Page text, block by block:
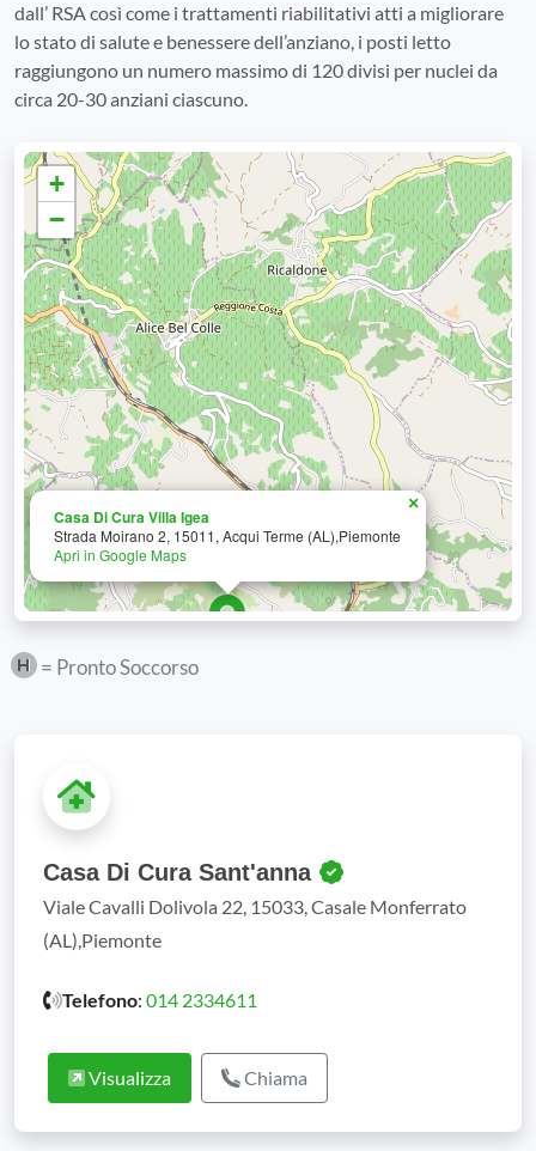
dall’ RSA così come i trattamenti riabilitativi atti a migliorare
lo stato di salute e benessere dell’anziano, i posti letto
raggiungono un numero massimo di 120 divisi per nuclei da
circa 20-30 anziani ciascuno.
Casa Di Cura Villa Igea
Strada Moirano 2, 15011, Acqui Terme (AL),Piemonte
Apri in Google Maps
×
+
−
= Pronto Soccorso
Casa Di Cura Sant'anna
Viale Cavalli Dolivola 22, 15033, Casale Monferrato
(AL),Piemonte
Telefono: 014 2334611
Visualizza Chiama